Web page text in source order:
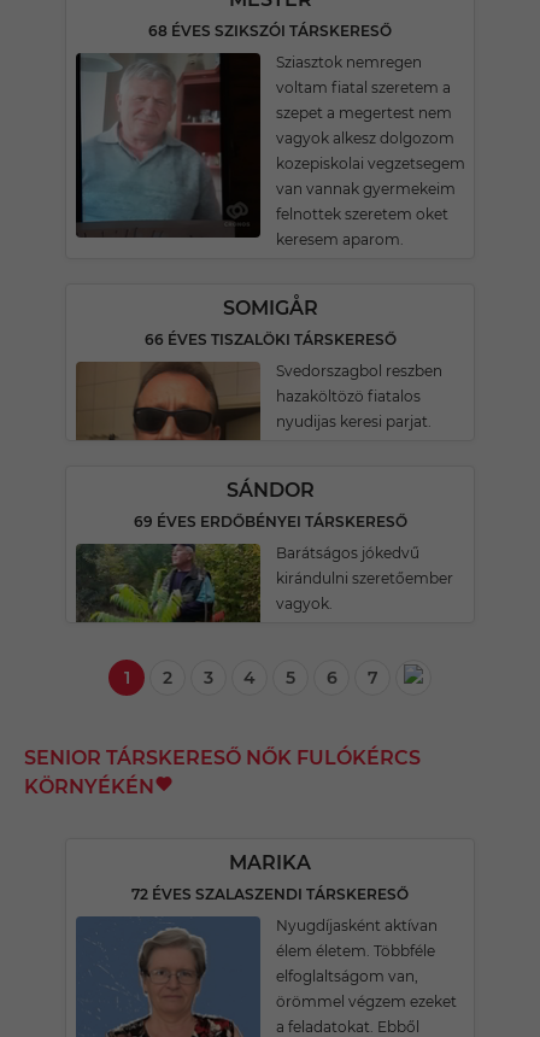
68 ÉVES SZIKSZÓI TÁRSKERESŐ
Sziasztok nemregen
voltam fiatal szeretem a
szepet a megertest nem
vagyok alkesz dolgozom
kozepiskolai vegzetsegem
van vannak gyermekeim
felnottek szeretem oket
keresem aparom.
SOMIGÅR
66 ÉVES TISZALÖKI TÁRSKERESŐ
Svedorszagbol reszben
hazaköltözö fiatalos
nyudijas keresi parjat.
SÁNDOR
69 ÉVES ERDŐBÉNYEI TÁRSKERESŐ
Barátságos jókedvű
kirándulni szeretőember
vagyok.
1 2 3 4 5 6 7
SENIOR TÁRSKERESŐ NŐK FULÓKÉRCS
KÖRNYÉKÉN
MARIKA
72 ÉVES SZALASZENDI TÁRSKERESŐ
Nyugdíjasként aktívan
élem életem. Többféle
elfoglaltságom van,
örömmel végzem ezeket
a feladatokat. Ebből